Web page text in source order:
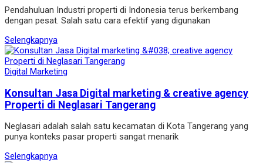
Pendahuluan Industri properti di Indonesia terus berkembang
dengan pesat. Salah satu cara efektif yang digunakan
Selengkapnya
Digital Marketing
Konsultan Jasa Digital marketing & creative agency
Properti di Neglasari Tangerang
Neglasari adalah salah satu kecamatan di Kota Tangerang yang
punya konteks pasar properti sangat menarik
Selengkapnya